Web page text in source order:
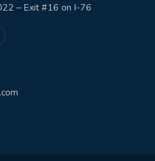
– Exit #16 on I-76